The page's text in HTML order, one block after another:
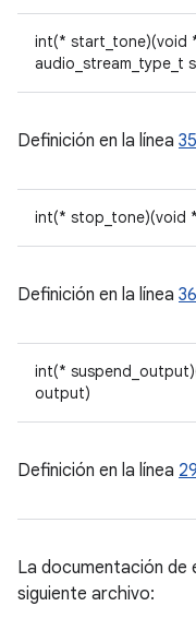
int(* start_tone)(void
audio_stream_type_t
Definición en la línea
int(* stop_tone)(void
Definición en la línea
int(*
output)
Definición en la línea
La documentación
siguiente archivo: